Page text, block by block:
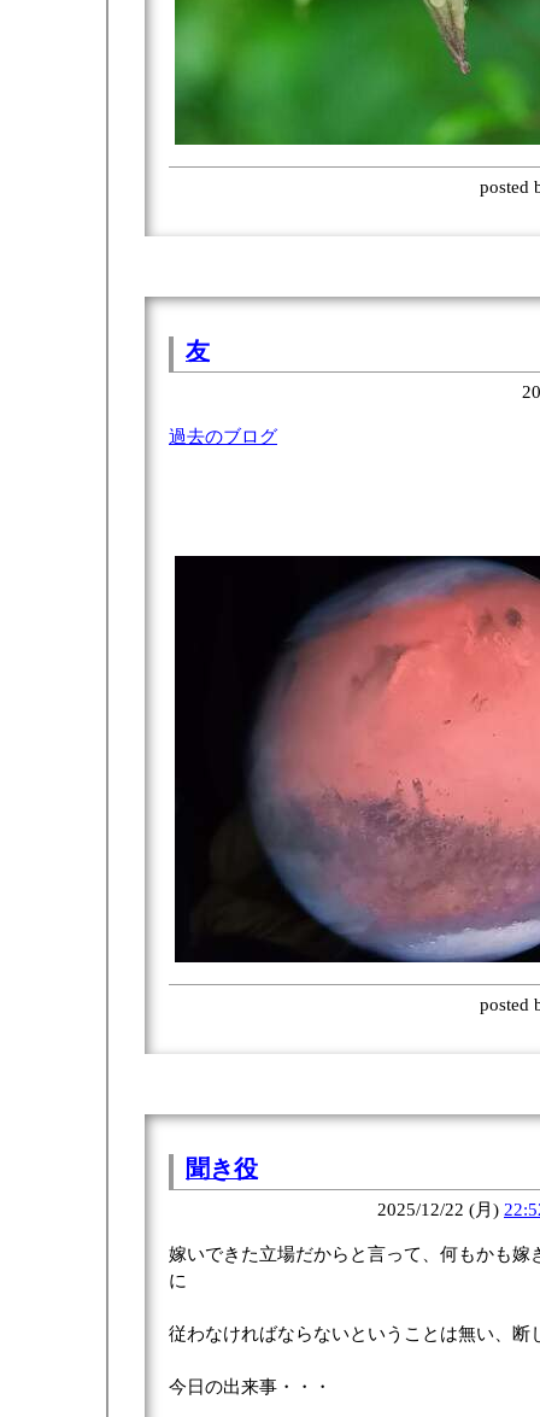
posted
友
過去のブログ
posted
聞き役
2025/12/22 (月)
嫁いできた立場だからと言って、何もかも嫁
に
従わなければならないということは無い、断
今日の出来事・・・